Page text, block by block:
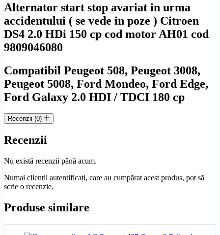
motor
AH01
cod
9809046080
Alternator start stop avariat in urma
accidentului ( se vede in poze ) Citroen
DS4 2.0 HDi 150 cp cod motor AH01 cod
9809046080
Compatibil Peugeot 508, Peugeot 3008,
Peugeot 5008, Ford Mondeo, Ford Edge,
Ford Galaxy 2.0 HDI / TDCI 180 cp
Recenzii (0)
Recenzii
Nu există recenzii până acum.
Numai clienții autentificați, care au cumpărat acest produs, pot să
scrie o recenzie.
Produse similare